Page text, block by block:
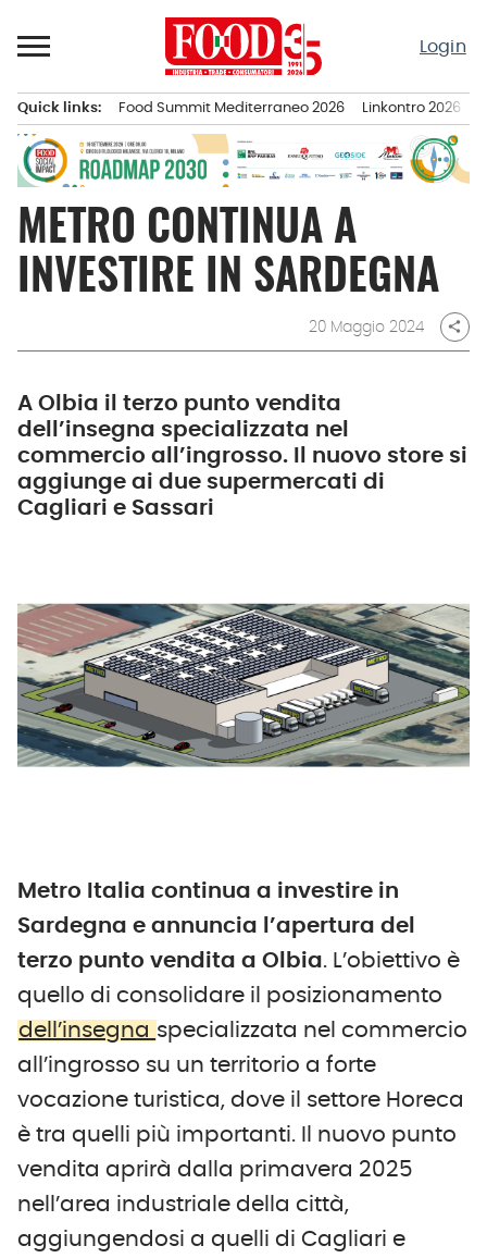
al
Login
principale
Quick links: Food Summit Mediterraneo 2026 Linkontro 2026
METRO CONTINUA A
INVESTIRE IN SARDEGNA
20 Maggio 2024 share
A Olbia il terzo punto vendita
dell’insegna specializzata nel
commercio all’ingrosso. Il nuovo store si
aggiunge ai due supermercati di
Cagliari e Sassari
Metro Italia continua a investire in
Sardegna e annuncia l’apertura del
terzo punto vendita a Olbia. L’obiettivo è
quello di consolidare il posizionamento
dell’insegna specializzata nel commercio
all’ingrosso su un territorio a forte
vocazione turistica, dove il settore Horeca
è tra quelli più importanti. Il nuovo punto
vendita aprirà dalla primavera 2025
nell’area industriale della città,
aggiungendosi a quelli di Cagliari e